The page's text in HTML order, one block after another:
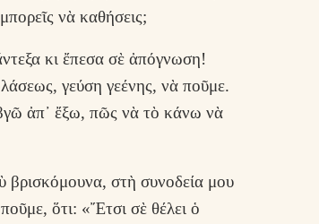
νὰ καθήσεις;
κι ἔπεσα σὲ ἀπόγνωση!
γεύση γεένης, νὰ ποῦμε.
ἀπ᾿ ἔξω, πῶς νὰ τὸ κάνω νὰ
στὴ συνοδεία μου
ὅτι: «Ἔτσι σὲ θέλει ὁ